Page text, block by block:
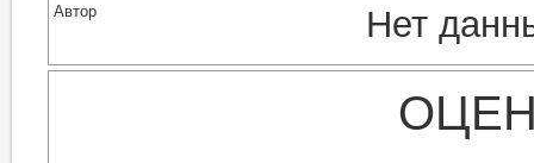
Автор Нет